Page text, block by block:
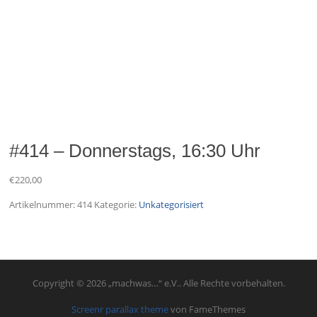
#414 – Donnerstags, 16:30 Uhr
€220,00
Artikelnummer:414 Kategorie: Unkategorisiert
Copyright © 2026 „machwas…“ e.V.. Alle Rechte vorbehalten.
Screenr parallax themevon FameThemes